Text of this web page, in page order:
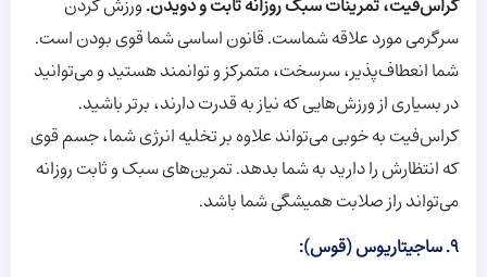
کراس‌فیت، تمرینات سبک روزانه ثابت و دویدن.ورزش کردن
سرگرمی مورد علاقه شماست.قانون اساسی شما قوی بودن ​​است.
شما انعطاف‌پذیر، سرسخت، متمرکز و توانمند هستید و می‌توانید
در بسیاری از ورزش‌هایی که نیاز به قدرت دارند، برتر باشید.
کراس‌فیت به خوبی ‌می‌تواند علاوه بر تخلیه انرژی شما، جسم قوی
که انتظارش را دارید به شما بدهد. تمرین‌های سبک و ثابت روزانه
می‌تواند راز صلابت همیشگی شما باشد.
9. ساجیتاریوس (قوس):